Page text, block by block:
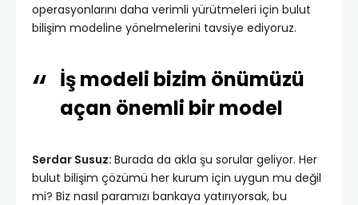
operasyonlarını daha verimli yürütmeleri için bulut
bilişim modeline yönelmelerini tavsiye ediyoruz.
İş modeli bizim önümüzü
açan önemli bir model
Serdar Susuz: Burada da akla şu sorular geliyor. Her
bulut bilişim çözümü her kurum için uygun mu değil
mi? Biz nasıl paramızı bankaya yatırıyorsak, bu